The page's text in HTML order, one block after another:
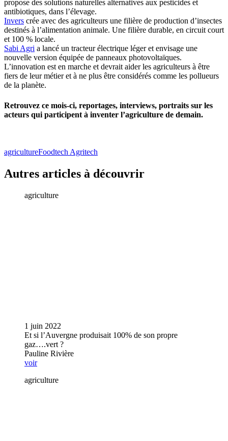
propose des solutions naturelles alternatives aux pesticides et
antibiotiques, dans l’élevage.
Invers crée avec des agriculteurs une filière de production d’insectes
destinés à l’alimentation animale. Une filière durable, en circuit court
et 100 % locale.
Sabi Agri a lancé un tracteur électrique léger et envisage une
nouvelle version équipée de panneaux photovoltaïques.
L’innovation est en marche et devrait aider les agriculteurs à être
fiers de leur métier et à ne plus être considérés comme les pollueurs
de la planète.
Retrouvez ce mois-ci, reportages, interviews, portraits sur les
acteurs qui participent à inventer l’agriculture de demain.
agricultureFoodtech Agritech
Autres articles à découvrir
agriculture
1 juin 2022
Et si l’Auvergne produisait 100% de son propre
gaz….vert ?
Pauline Rivière
voir
agriculture